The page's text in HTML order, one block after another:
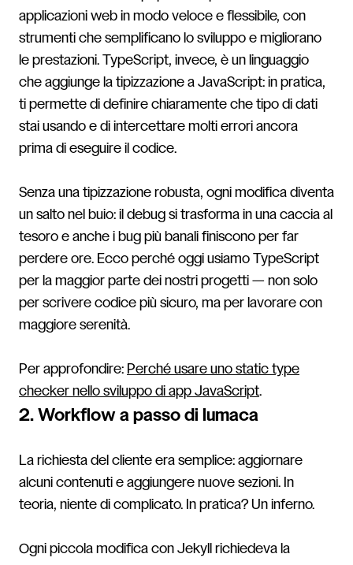
applicazioni web in modo veloce e flessibile, con
strumenti che semplificano lo sviluppo e migliorano
le prestazioni. TypeScript, invece, è un linguaggio
che aggiunge la tipizzazione a JavaScript: in pratica,
ti permette di definire chiaramente che tipo di dati
stai usando e di intercettare molti errori ancora
prima di eseguire il codice.
Senza una tipizzazione robusta, ogni modifica diventa
un salto nel buio: il debug si trasforma in una caccia al
tesoro e anche i bug più banali finiscono per far
perdere ore. Ecco perché oggi usiamo TypeScript
per la maggior parte dei nostri progetti — non solo
per scrivere codice più sicuro, ma per lavorare con
maggiore serenità.
Per approfondire: Perché usare uno static type
checker nello sviluppo di app JavaScript.
2. Workflow a passo di lumaca
La richiesta del cliente era semplice: aggiornare
alcuni contenuti e aggiungere nuove sezioni. In
teoria, niente di complicato. In pratica? Un inferno.
Ogni piccola modifica con Jekyll richiedeva la